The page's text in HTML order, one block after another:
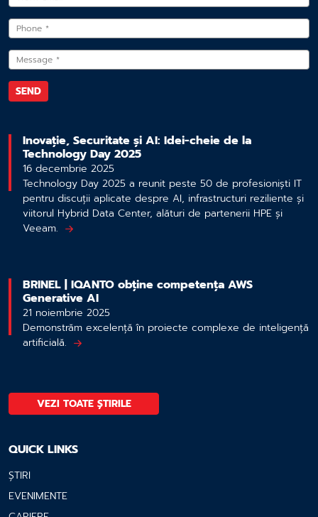
Inovație, Securitate și AI: Idei-cheie de la
Technology Day 2025
16 decembrie 2025
Technology Day 2025 a reunit peste 50 de profesioniști IT
pentru discuții aplicate despre AI, infrastructuri reziliente și
viitorul Hybrid Data Center, alături de partenerii HPE și
Veeam.
BRINEL | IQANTO obține competența AWS
Generative AI
21 noiembrie 2025
Demonstrăm excelență în proiecte complexe de inteligență
artificială.
VEZI TOATE ȘTIRILE
QUICK LINKS
ȘTIRI
EVENIMENTE